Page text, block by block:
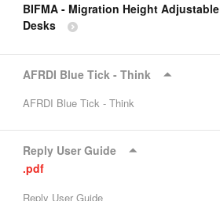
BIFMA - Migration Height Adjustable
Desks
AFRDI Blue Tick - Think
AFRDI Blue Tick - Think
Reply User Guide
.pdf
Reply User Guide